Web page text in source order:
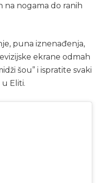
na nogama do ranih
puna iznenađenja,
ekrane odmah
šou” i ispratite svaki
Eliti.